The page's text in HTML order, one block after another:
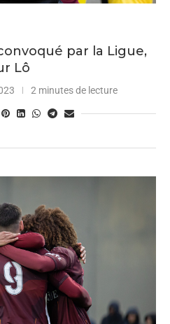
par la Ligue,
Lô
2 minutes de lecture